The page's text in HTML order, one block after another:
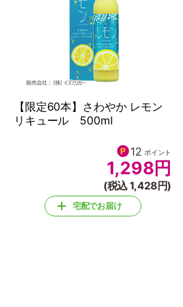
【限定60本】さわやか レモン
リキュール 500ml
12 ポイント
1,298円
(税込 1,428円)
宅配でお届け